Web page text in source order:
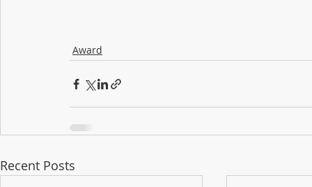
Award
Recent Posts